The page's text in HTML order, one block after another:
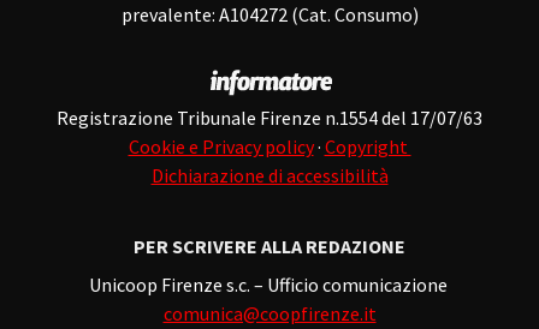
prevalente: A104272 (Cat. Consumo)
Registrazione Tribunale Firenze n.1554 del 17/07/63
Cookie e Privacy policy· Copyright
Dichiarazione di accessibilità
PER SCRIVERE ALLA REDAZIONE
Unicoop Firenze s.c. – Ufficio comunicazione
comunica@coopfirenze.it